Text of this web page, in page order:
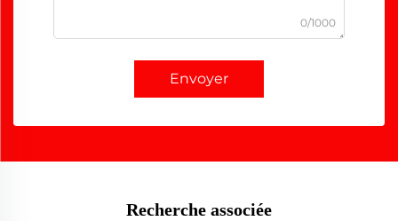
0/1000
Envoyer
Recherche associée